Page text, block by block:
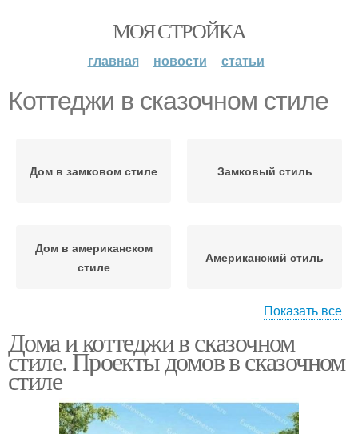
МОЯ СТРОЙКА
главная новости статьи
Коттеджи в сказочном стиле
Дом в замковом стиле Замковый стиль
Дом в американском
стиле
Американский стиль
Дом в английском стиле
Показать все
Дома и коттеджи в сказочном
стиле. Проекты домов в сказочном
стиле